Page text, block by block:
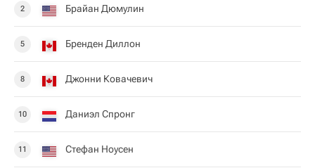
2 Брайан Дюмулин
5 Бренден Диллон
8 Джонни Ковачевич
10 Даниэл Спронг
11 Стефан Ноусен